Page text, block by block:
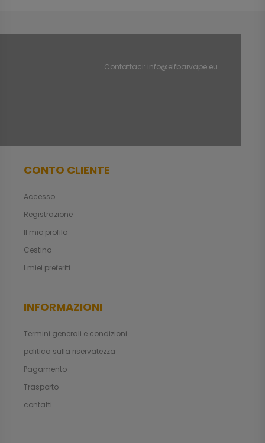
Contattaci: info@elfbarvape.eu
CONTO CLIENTE
Accesso
Registrazione
Il mio profilo
Cestino
I miei preferiti
INFORMAZIONI
Termini generali e condizioni
politica sulla riservatezza
Pagamento
Trasporto
contatti